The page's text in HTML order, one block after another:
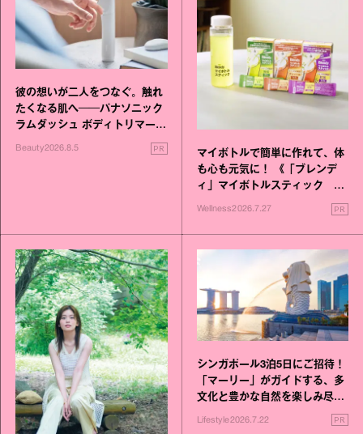
彼の想いが二人をつなぐ。触れ
たくなる肌へ──パナソニック
ラムダッシュ ボディトリマーが
Beauty2026.8.5 PR
マイボトルで簡単に作れて、体
も心も元気に！ 《「ブレンデ
ィ」マイボトルスティック い
いこと毎日》シリーズが誕生
Wellness2026.7.27 PR
シンガポール3泊5日にご招待！
「マーリー」がガイドする、多
文化と豊かな自然を楽しみ尽く
Lifestyle2026.7.22 PR